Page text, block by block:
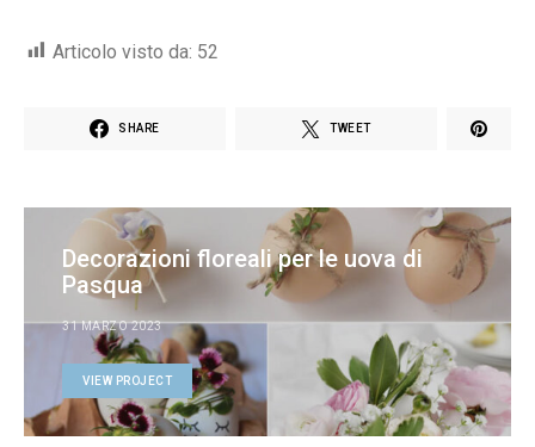
Articolo visto da: 52
SHARE TWEET
Decorazioni floreali per le uova di
Pasqua
31 MARZO 2023
VIEW PROJECT